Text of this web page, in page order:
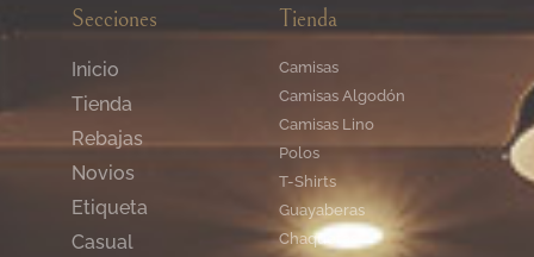
Secciones
Inicio
Tienda
Rebajas
Novios
Etiqueta
Casual
Tienda
Camisas
Camisas Algodón
Camisas Lino
Polos
T-Shirts
Guayaberas
Chaquetas